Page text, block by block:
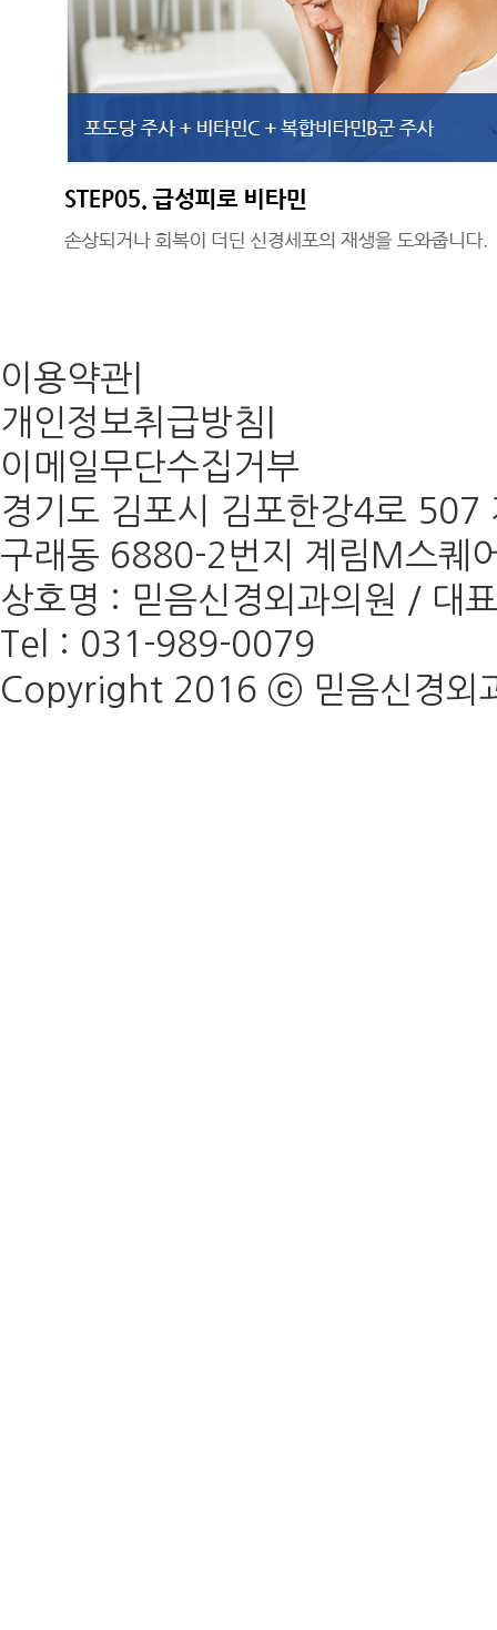
이용약관
개인정보취급방침
이메일무단수집거부
경기도 김포시 김포한강4로
구래동 6880-2번지 계림M스퀘
상호명 : 믿음신경외과의원 /
Tel : 031-989-0079
Copyright 2016 ⓒ 믿음신경외